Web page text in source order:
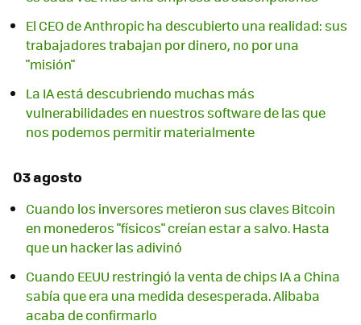
El CEO de Anthropic ha descubierto una realidad: sus
trabajadores trabajan por dinero, no por una
"misión"
La IA está descubriendo muchas más
vulnerabilidades en nuestros software de las que
nos podemos permitir materialmente
03 agosto
Cuando los inversores metieron sus claves Bitcoin
en monederos "físicos" creían estar a salvo. Hasta
que un hacker las adivinó
Cuando EEUU restringió la venta de chips IA a China
sabía que era una medida desesperada. Alibaba
acaba de confirmarlo